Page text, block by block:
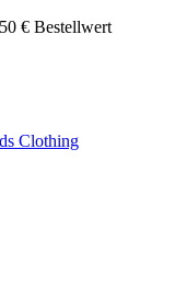
€ Bestellwert